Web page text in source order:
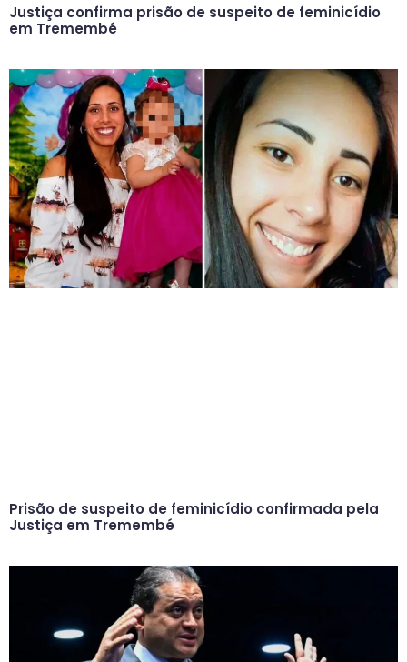
Justiça confirma prisão de suspeito de feminicídio
em Tremembé
Prisão de suspeito de feminicídio confirmada pela
Justiça em Tremembé